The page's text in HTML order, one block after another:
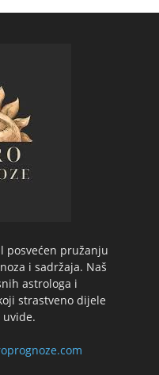
posvećen pružanju
i sadržaja. Naš
astrologa i
strastveno dijele
uvide.